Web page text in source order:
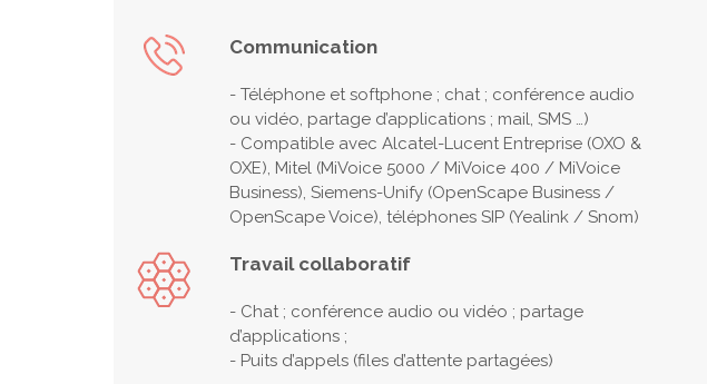
Communication
- Téléphone et softphone ; chat ; conférence audio
ou vidéo, partage d’applications ; mail, SMS …)
- Compatible avec Alcatel-Lucent Entreprise (OXO &
OXE), Mitel (MiVoice 5000 / MiVoice 400 / MiVoice
Business), Siemens-Unify (OpenScape Business /
OpenScape Voice), téléphones SIP (Yealink / Snom)
Travail collaboratif
- Chat ; conférence audio ou vidéo ; partage
d’applications ;
- Puits d’appels (files d’attente partagées)